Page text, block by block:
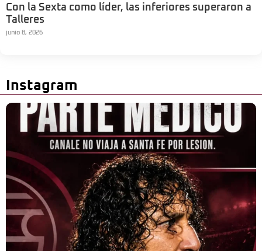
Con la Sexta como líder, las inferiores superaron a
Talleres
junio 8, 2026
Instagram